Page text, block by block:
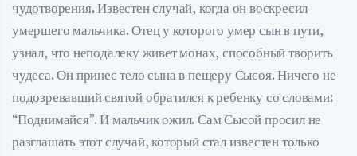
чудотворения. Известен случай, когда он воскресил
умершего мальчика. Отец у которого умер сын в пути,
узнал, что неподалеку живет монах, способный творить
чудеса. Он принес тело сына в пещеру Сысоя. Ничего не
подозревавший святой обратился к ребенку со словами:
“Поднимайся”. И мальчик ожил. Сам Сысой просил не
разглашать этот случай, который стал известен только